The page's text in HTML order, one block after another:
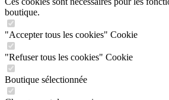
boutique.
"Accepter tous les cookies" Cookie
"Refuser tous les cookies" Cookie
Boutique sélectionnée